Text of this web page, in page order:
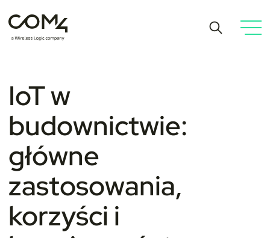
IoT w
budownictwie:
główne
zastosowania,
korzyści i